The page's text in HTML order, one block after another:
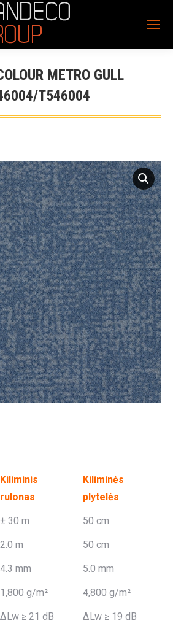
METRO GULL
T546004
Kiliminis
rulonas
Kiliminės
plytelės
± 30 m 50 cm
2.0 m 50 cm
4.3 mm 5.0 mm
1,800 g/m² 4,800 g/m²
ΔLw ≥ 21 dB ΔLw ≥ 19 dB